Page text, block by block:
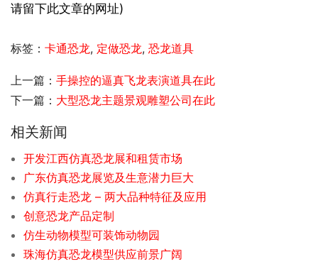
请留下此文章的网址)
标签： 卡通恐龙, 定做恐龙, 恐龙道具
上一篇： 手操控的逼真飞龙表演道具在此
下一篇： 大型恐龙主题景观雕塑公司在此
相关新闻
开发江西仿真恐龙展和租赁市场
广东仿真恐龙展览及生意潜力巨大
仿真行走恐龙 – 两大品种特征及应用
创意恐龙产品定制
仿生动物模型可装饰动物园
珠海仿真恐龙模型供应前景广阔